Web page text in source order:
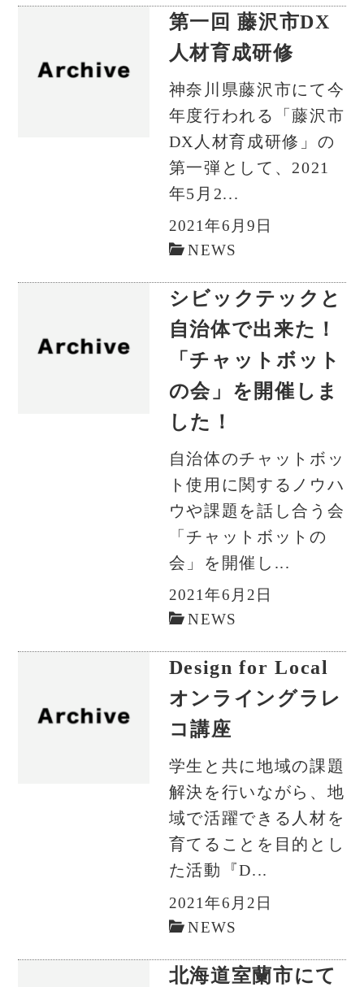
第一回 藤沢市DX
人材育成研修
神奈川県藤沢市にて今
年度行われる「藤沢市
DX人材育成研修」の
第一弾として、2021
年5月2...
2021年6月9日
NEWS
シビックテックと
自治体で出来た！
「チャットボット
の会」を開催しま
した！
自治体のチャットボッ
ト使用に関するノウハ
ウや課題を話し合う会
「チャットボットの
会」を開催し...
2021年6月2日
NEWS
Design for Local
オンライングラレ
コ講座
学生と共に地域の課題
解決を行いながら、地
域で活躍できる人材を
育てることを目的とし
た活動『D...
2021年6月2日
NEWS
北海道室蘭市にて